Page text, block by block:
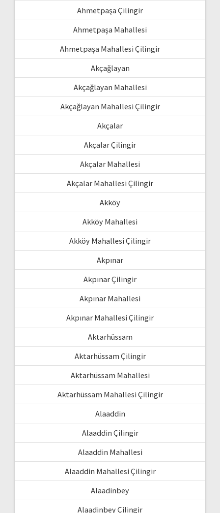
Ahmetpaşa Çilingir
Ahmetpaşa Mahallesi
Ahmetpaşa Mahallesi Çilingir
Akçağlayan
Akçağlayan Mahallesi
Akçağlayan Mahallesi Çilingir
Akçalar
Akçalar Çilingir
Akçalar Mahallesi
Akçalar Mahallesi Çilingir
Akköy
Akköy Mahallesi
Akköy Mahallesi Çilingir
Akpınar
Akpınar Çilingir
Akpınar Mahallesi
Akpınar Mahallesi Çilingir
Aktarhüssam
Aktarhüssam Çilingir
Aktarhüssam Mahallesi
Aktarhüssam Mahallesi Çilingir
Alaaddin
Alaaddin Çilingir
Alaaddin Mahallesi
Alaaddin Mahallesi Çilingir
Alaadinbey
Alaadinbey Çilingir